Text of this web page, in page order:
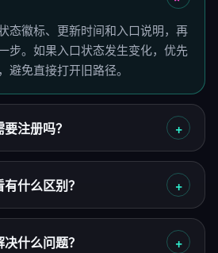
态徽标、更新时间和入口说明，再
步。如果入口状态发生变化，优先
避免直接打开旧路径。
注册吗？
什么区别？
什么问题？